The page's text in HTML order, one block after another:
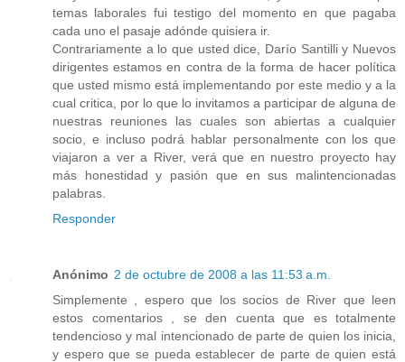
temas laborales fui testigo del momento en que pagaba
cada uno el pasaje adónde quisiera ir.
Contrariamente a lo que usted dice, Darío Santilli y Nuevos
dirigentes estamos en contra de la forma de hacer política
que usted mismo está implementando por este medio y a la
cual critica, por lo que lo invitamos a participar de alguna de
nuestras reuniones las cuales son abiertas a cualquier
socio, e incluso podrá hablar personalmente con los que
viajaron a ver a River, verá que en nuestro proyecto hay
más honestidad y pasión que en sus malintencionadas
palabras.
Responder
Anónimo 2 de octubre de 2008 a las 11:53 a.m.
Simplemente , espero que los socios de River que leen
estos comentarios , se den cuenta que es totalmente
tendencioso y mal intencionado de parte de quien los inicia,
y espero que se pueda establecer de parte de quien está